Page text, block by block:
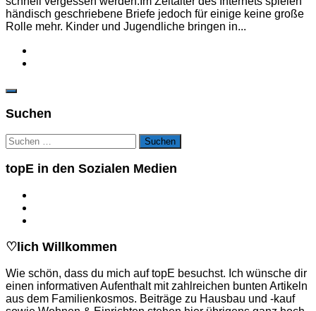
händisch geschriebene Briefe jedoch für einige keine große
Rolle mehr. Kinder und Jugendliche bringen in...
Suchen
Suchen
nach:
topE in den Sozialen Medien
♡lich Willkommen
Wie schön, dass du mich auf topE besuchst. Ich wünsche dir
einen informativen Aufenthalt mit zahlreichen bunten Artikeln
aus dem Familienkosmos. Beiträge zu Hausbau und -kauf